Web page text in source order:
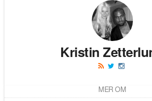
Kristin
MER OM